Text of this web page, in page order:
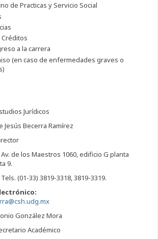
de Practicas y Servicio Social
a la carrera
(en caso de enfermedades graves o
Jurídicos
Jesús Becerra Ramírez
de los Maestros 1060, edificio G planta
9.
(01-33) 3819-3318, 3819-3319.
González Mora
Académico